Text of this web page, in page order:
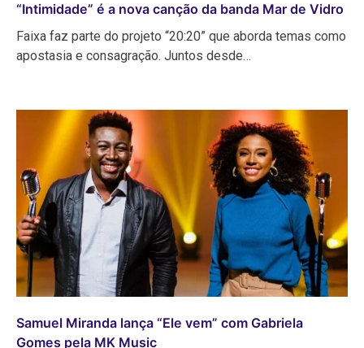
“Intimidade” é a nova canção da banda Mar de Vidro
Faixa faz parte do projeto “20:20” que aborda temas como
apostasia e consagração. Juntos desde…
Samuel Miranda lança “Ele vem” com Gabriela
Gomes pela MK Music